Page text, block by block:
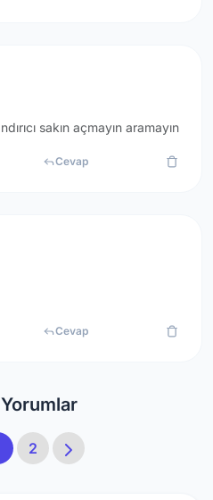
sakın açmayın aramayın
Cevap
Cevap
2